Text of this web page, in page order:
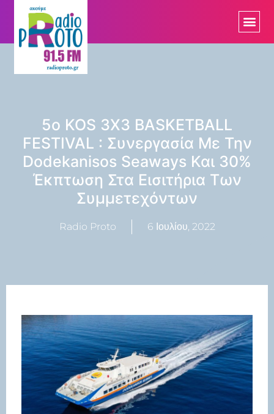
5ο KOS 3X3 BASKETBALL
FESTIVAL : Συνεργασία Με Την
Dodekanisos Seaways Και 30%
Έκπτωση Στα Εισιτήρια Των
Συμμετεχόντων
Radio Proto 6 Ιουλίου, 2022